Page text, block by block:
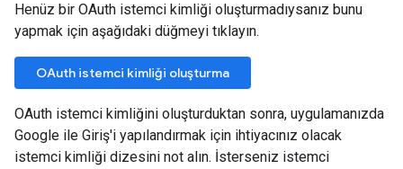
Henüz bir OAuth istemci kimliği oluşturmadıysanız bunu
yapmak için aşağıdaki düğmeyi tıklayın.
OAuth istemci kimliği oluşturma
OAuth istemci kimliğini oluşturduktan sonra, uygulamanızda
Google ile Giriş'i yapılandırmak için ihtiyacınız olacak
istemci kimliği dizesini not alın. İsterseniz istemci